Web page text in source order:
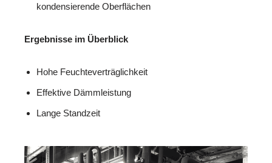
kondensierende Oberflächen
Ergebnisse im Überblick
Hohe Feuchteverträglichkeit
Effektive Dämmleistung
Lange Standzeit